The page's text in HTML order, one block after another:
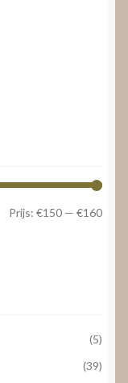
Min.
Max.
Prijs: €150 — €160
(5)
(39)